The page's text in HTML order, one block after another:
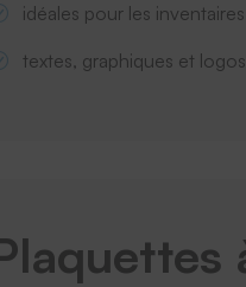
idéales pour les
textes, graphiques et